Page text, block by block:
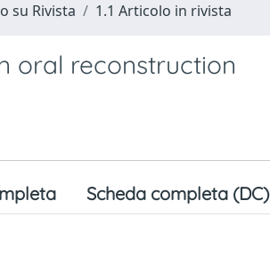
su Rivista 1.1 Articolo in rivista
oral reconstruction
Scheda completa (DC)